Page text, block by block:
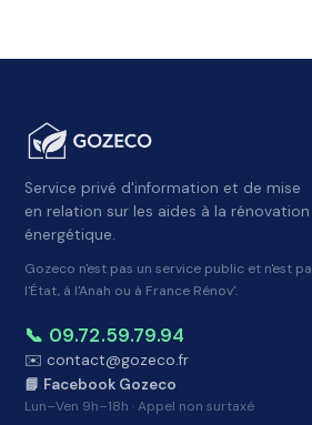
Service privé d'information et de mise
en relation sur les aides à la rénovation
énergétique.
Gozeco n'est pas un service public et n'est
l'État, à l'Anah ou à France Rénov'.
📞 09.72.59.79.94
✉️ contact@gozeco.fr
📘 Facebook Gozeco
Lun–Ven 9h–18h · Appel non surtaxé